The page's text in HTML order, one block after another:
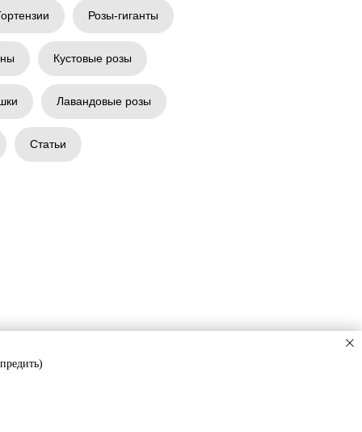
Розы-гиганты
Кустовые розы
Лавандовые розы
Статьи